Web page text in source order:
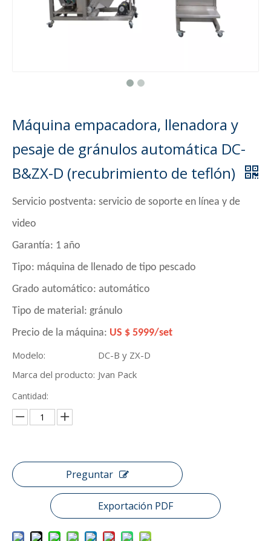
Máquina empacadora, llenadora y
pesaje de gránulos automática DC-
B&ZX-D (recubrimiento de teflón)
Servicio postventa: servicio de soporte en línea y de
video
Garantía: 1 año
Tipo: máquina de llenado de tipo pescado
Grado automático: automático
Tipo de material: gránulo
Precio de la máquina: US $ 5999/set
Modelo:
DC-B y ZX-D
Marca del producto: Jvan Pack
Cantidad:
Preguntar
Exportación PDF